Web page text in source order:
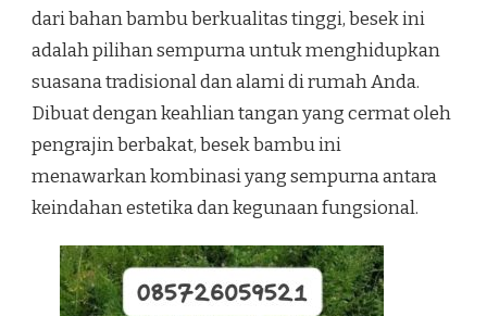
dari bahan bambu berkualitas tinggi, besek ini
adalah pilihan sempurna untuk menghidupkan
suasana tradisional dan alami di rumah Anda.
Dibuat dengan keahlian tangan yang cermat oleh
pengrajin berbakat, besek bambu ini
menawarkan kombinasi yang sempurna antara
keindahan estetika dan kegunaan fungsional.